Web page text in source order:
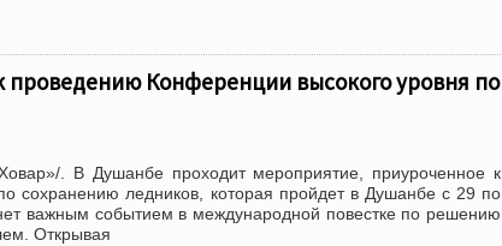
проведению Конференции высокого уровня по
. В Душанбе проходит мероприятие, приуроченное к
сохранению ледников, которая пройдет в Душанбе с 29 по
важным событием в международной повестке по решению
Открывая